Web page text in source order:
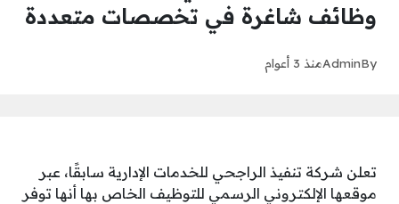
وظائف شاغرة في تخصصات متعددة
By
Adminمنذ 3 أعوام
تعلن شركة تنفيذ الراجحي للخدمات الإدارية سابقًا، عبر
موقعها الإلكتروني الرسمي للتوظيف الخاص بها أنها توفر